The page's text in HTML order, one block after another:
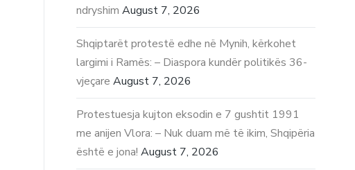
ndryshim August 7, 2026
Shqiptarët protestë edhe në Mynih, kërkohet
largimi i Ramës: – Diaspora kundër politikës 36-
vjeçare August 7, 2026
Protestuesja kujton eksodin e 7 gushtit 1991
me anijen Vlora: – Nuk duam më të ikim, Shqipëria
është e jona! August 7, 2026